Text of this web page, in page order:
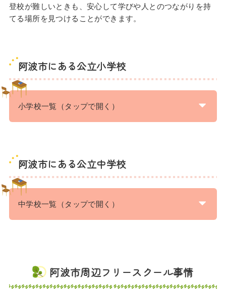
登校が難しいときも、安心して学びや人とのつながりを持
てる場所を見つけることができます。
阿波市にある公立小学校
小学校一覧（タップで開く）
阿波市にある公立中学校
中学校一覧（タップで開く）
阿波市周辺フリースクール事情